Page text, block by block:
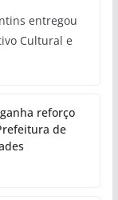
entregou
Cultural e
reforço
de